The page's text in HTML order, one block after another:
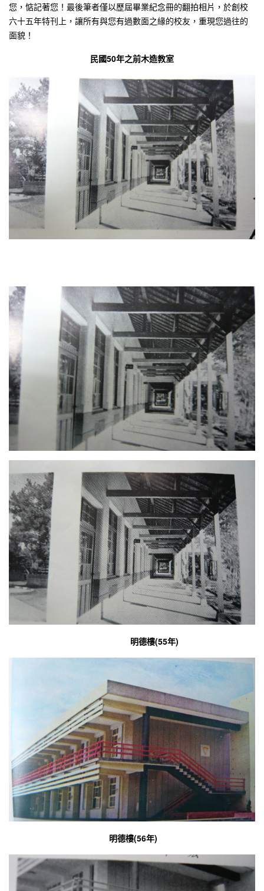
您，惦記著您！最後筆者僅以歷屆畢業紀念冊的翻拍相片，於創校
六十五年特刊上，讓所有與您有過數面之緣的校友，重現您過往的
面貌！
民國50年之前木造教室
明德樓(55年)
明德樓(56年)